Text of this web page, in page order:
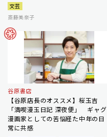
文芸
斎藤美奈子
谷原書店
【谷原店長のオススメ】桜玉吉
「満喫漫玉日記 深夜便」 ギャグ
漫画家としての苦悩経た中年の日
常に共感